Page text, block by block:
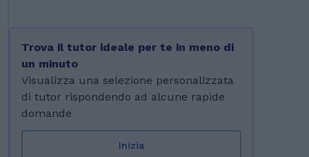
Trova il tutor ideale per te in meno di
un minuto
Visualizza una selezione personalizzata
di tutor rispondendo ad alcune rapide
domande
Inizia